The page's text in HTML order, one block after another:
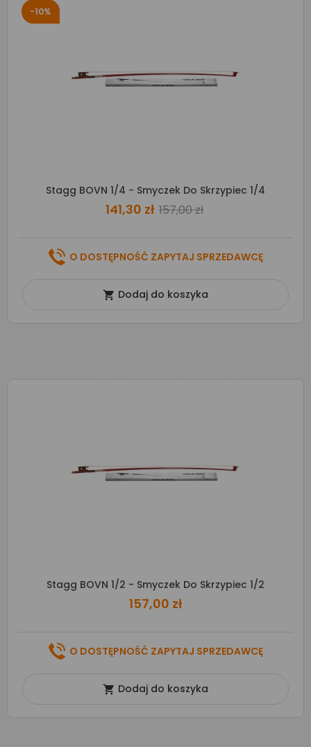
-10%
Stagg BOVN 1/4 - Smyczek Do Skrzypiec 1/4
141,30 zł 157,00 zł
O DOSTĘPNOŚĆ ZAPYTAJ SPRZEDAWCĘ
 Dodaj do koszyka
Stagg BOVN 1/2 - Smyczek Do Skrzypiec 1/2
157,00 zł
O DOSTĘPNOŚĆ ZAPYTAJ SPRZEDAWCĘ
 Dodaj do koszyka